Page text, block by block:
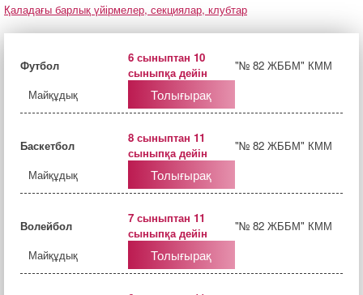
Қаладағы барлық үйірмелер, секциялар, клубтар
Футбол
6 сыныптан 10
сыныпқа дейін
"№ 82 ЖББМ" КММ
Майқұдық
Толығырақ
Баскетбол
8 сыныптан 11
сыныпқа дейін
"№ 82 ЖББМ" КММ
Майқұдық
Толығырақ
Волейбол
7 сыныптан 11
сыныпқа дейін
"№ 82 ЖББМ" КММ
Майқұдық
Толығырақ